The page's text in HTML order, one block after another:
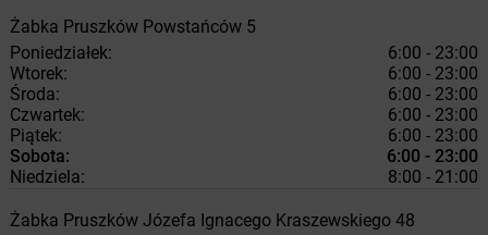
Żabka Pruszków Powstańców 5
Poniedziałek:
6:00 - 23:00
Wtorek:
6:00 - 23:00
Środa:
6:00 - 23:00
Czwartek:
6:00 - 23:00
Piątek:
6:00 - 23:00
Sobota:
6:00 - 23:00
Niedziela:
8:00 - 21:00
Żabka Pruszków Józefa Ignacego Kraszewskiego 48